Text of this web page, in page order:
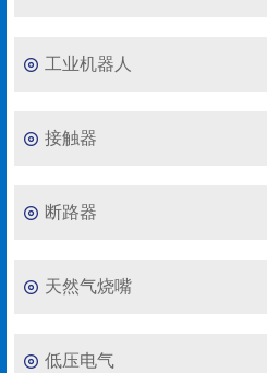
工业机器人
接触器
断路器
天然气烧嘴
低压电气